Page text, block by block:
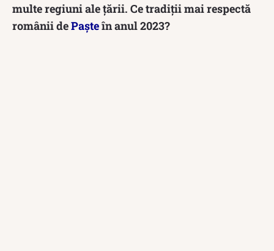
multe regiuni ale țării. Ce tradiții mai respectă
românii dePașteîn anul 2023?